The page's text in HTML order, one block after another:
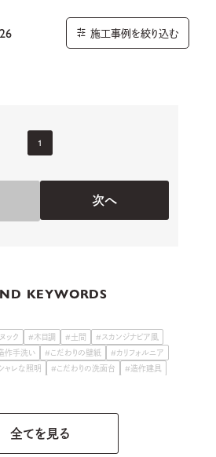
施工事例を絞り込む
1
次へ
KEYWORDS
ック #木目調 #土間
#スカンジナビア風
作手洗い #こだわりの壁紙
#カリフォルニア
ャレな照明 #こだわりの洗面台
#造作建具
全てを見る